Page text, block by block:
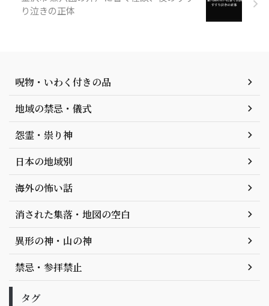
り泣きの正体
呪物・いわく付きの品
地域の禁忌・儀式
怨霊・祟り神
日本の地域別
海外の怖い話
消された集落・地図の空白
異形の神・山の神
禁忌・参拝禁止
タグ